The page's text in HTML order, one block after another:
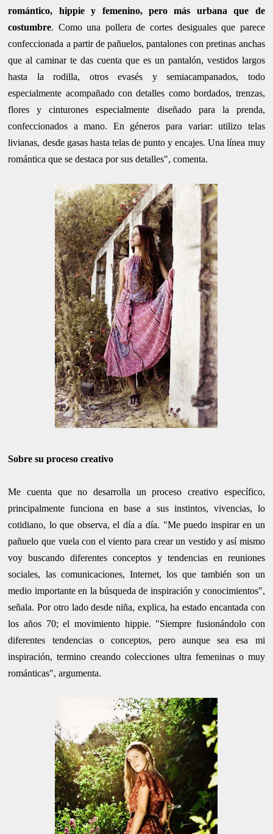
romántico, hippie y femenino, pero más urbana que de
costumbre. Como una pollera de cortes desiguales que parece
confeccionada a partir de pañuelos, pantalones con pretinas anchas
que al caminar te das cuenta que es un pantalón, vestidos largos
hasta la rodilla, otros evasés y semiacampanados, todo
especialmente acompañado con detalles como bordados, trenzas,
flores y cinturones especialmente diseñado para la prenda,
confeccionados a mano. En géneros para variar: utilizo telas
livianas, desde gasas hasta telas de punto y encajes. Una línea muy
romántica que se destaca por sus detalles", comenta.
Sobre su proceso creativo
Me cuenta que no desarrolla un proceso creativo específico,
principalmente funciona en base a sus instintos, vivencias, lo
cotidiano, lo que observa, el día a día. "Me puedo inspirar en un
pañuelo que vuela con el viento para crear un vestido y así mismo
voy buscando diferentes conceptos y tendencias en reuniones
sociales, las comunicaciones, Internet, los que también son un
medio importante en la búsqueda de inspiración y conocimientos",
señala. Por otro lado desde niña, explica, ha estado encantada con
los años 70; el movimiento hippie. "Siempre fusionándolo con
diferentes tendencias o conceptos, pero aunque sea esa mi
inspiración, termino creando colecciones ultra femeninas o muy
románticas", argumenta.